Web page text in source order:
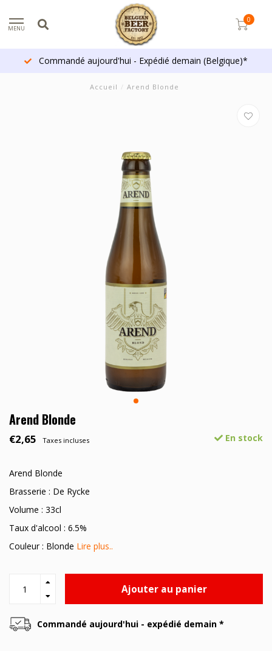
MENU
0
Commandé aujourd'hui - Expédié demain (Belgique)*
Accueil / Arend Blonde
Arend Blonde
€2,65 Taxes incluses En stock
Arend Blonde
Brasserie : De Rycke
Volume : 33cl
Taux d'alcool : 6.5%
Couleur : Blonde Lire plus..
Ajouter au panier
Commandé aujourd'hui - expédié demain *